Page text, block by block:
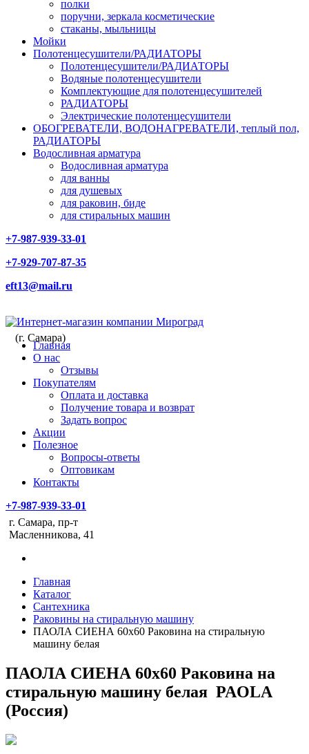
полки
поручни, зеркала косметические
стаканы, мыльницы
Мойки
Полотенцесушители/РАДИАТОРЫ
Полотенцесушители/РАДИАТОРЫ
Водяные полотенцесушители
Комплектующие для полотенцесушителей
РАДИАТОРЫ
Электрические полотенцесушители
ОБОГРЕВАТЕЛИ, ВОДОНАГРЕВАТЕЛИ, теплый пол,
РАДИАТОРЫ
Водосливная арматура
Водосливная арматура
для ванны
для душевых
для раковин, биде
для стиральных машин
+7-987-939-33-01
+7-929-707-87-35
eft13@mail.ru
(г. Самара)
Главная
О нас
Отзывы
Покупателям
Оплата и доставка
Получение товара и возврат
Задать вопрос
Акции
Полезное
Вопросы-ответы
Оптовикам
Контакты
+7-987-939-33-01
г. Самара, пр-т
Масленникова, 41
Главная
Каталог
Сантехника
Раковины на стиральную машину
ПАОЛА СИЕНА 60х60 Раковина на стиральную
машину белая
ПАОЛА СИЕНА 60х60 Раковина на
стиральную машину белая PAOLA
(Россия)